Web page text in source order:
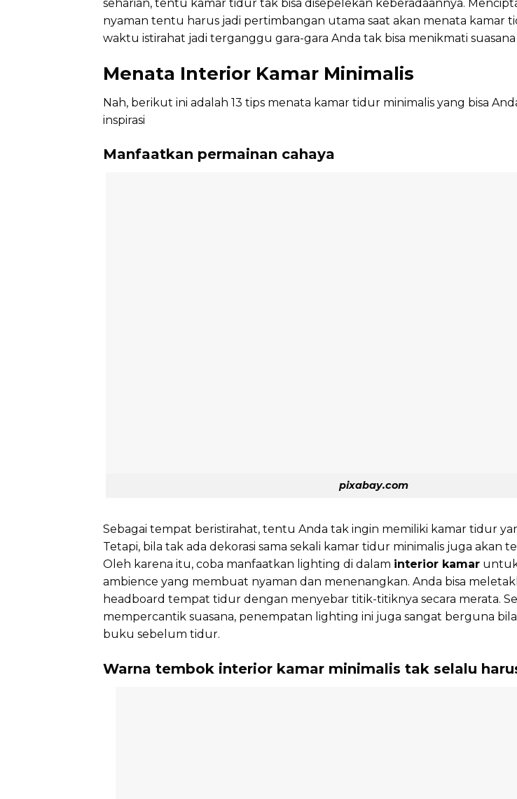
seharian, tentu kamar tidur tak bisa disepelekan keberadaannya.
nyaman tentu harus jadi pertimbangan utama saat akan menata kamar
waktu istirahat jadi terganggu gara-gara Anda tak bisa menikmati suasana
Menata Interior Kamar Minimalis
Nah, berikut ini adalah 13 tips menata kamar tidur minimalis yang bisa
inspirasi
Manfaatkan permainan cahaya
pixabay.com
Sebagai tempat beristirahat, tentu Anda tak ingin memiliki kamar tidur
Tetapi, bila tak ada dekorasi sama sekali kamar tidur minimalis juga akan
Oleh karena itu, coba manfaatkan lighting di dalam interior kamar
ambience yang membuat nyaman dan menenangkan. Anda bisa
headboard tempat tidur dengan menyebar titik-titiknya secara merata.
mempercantik suasana, penempatan lighting ini juga sangat berguna
buku sebelum tidur.
Warna tembok interior kamar minimalis tak selalu